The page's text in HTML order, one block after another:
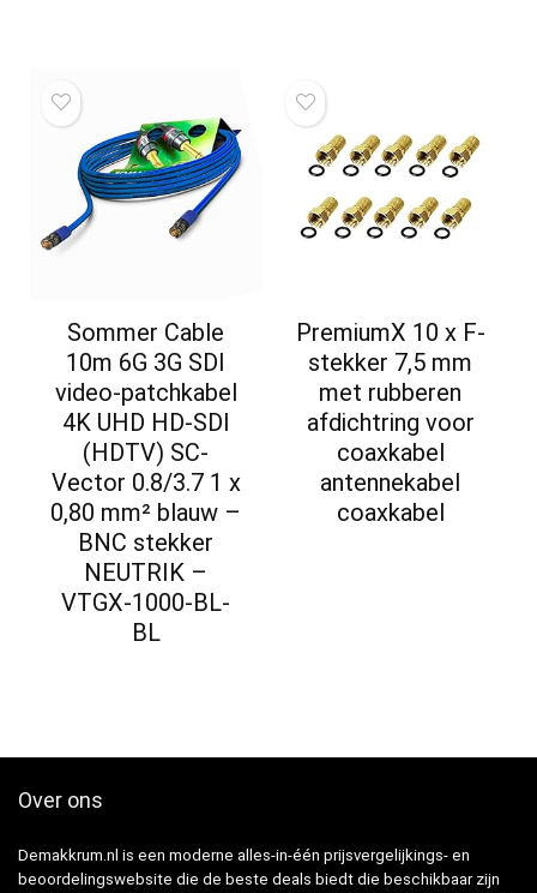
Sommer Cable
10m 6G 3G SDI
video-patchkabel
4K UHD HD-SDI
(HDTV) SC-
Vector 0.8/3.7 1 x
0,80 mm² blauw –
BNC stekker
NEUTRIK –
VTGX-1000-BL-
BL
PremiumX 10 x F-
stekker 7,5 mm
met rubberen
afdichtring voor
coaxkabel
antennekabel
coaxkabel
Over ons
Demakkrum.nl is een moderne alles-in-één prijsvergelijkings- en
beoordelingswebsite die de beste deals biedt die beschikbaar zijn